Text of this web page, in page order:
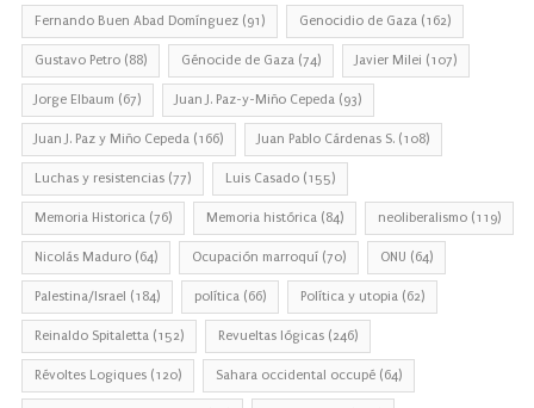
Fernando Buen Abad Domínguez (91) Genocidio de Gaza (162)
Gustavo Petro (88) Génocide de Gaza (74) Javier Milei (107)
Jorge Elbaum (67) Juan J. Paz-y-Miño Cepeda (93)
Juan J. Paz y Miño Cepeda (166) Juan Pablo Cárdenas S. (108)
Luchas y resistencias (77) Luis Casado (155)
Memoria Historica (76) Memoria histórica (84) neoliberalismo (119)
Nicolás Maduro (64) Ocupación marroquí (70) ONU (64)
Palestina/Israel (184) política (66) Política y utopia (62)
Reinaldo Spitaletta (152) Revueltas lógicas (246)
Révoltes Logiques (120) Sahara occidental occupé (64)